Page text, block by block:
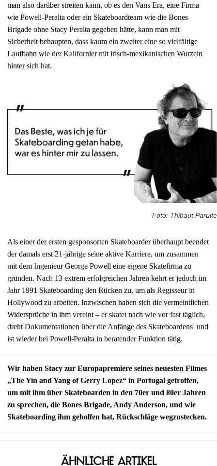
man also darüber streiten kann, ob es den Vans Era, eine Firma
wie Powell-Peralta oder ein Skateboardteam wie die Bones
Brigade ohne Stacy Peralta gegeben hätte, kann man mit
Sicherheit behaupten, dass kaum ein zweiter eine so vielfältige
Laufbahn wie der Kalifornier mit irisch-mexikanischen Wurzeln
hinter sich hat.
Foto: Thibaut Paruite
Als einer der ersten gesponsorten Skateboarder überhaupt beendet
der damals erst 21-jährige seine aktive Karriere, um zusammen
mit dem Ingenieur George Powell eine eigene Skatefirma zu
gründen. Nach 13 extrem erfolgreichen Jahren kehrt er jedoch im
Jahr 1991 Skateboarding den Rücken zu, um als Regisseur in
Hollywood zu arbeiten. Inzwischen haben sich die vermeintlichen
Widersprüche in ihm vereint – er skatet nach wie vor fast täglich,
dreht Dokumentationen über die Anfänge des Skateboardens und
ist wieder bei Powell-Peralta in beratender Funktion tätig.
Wir haben Stacy zur Europapremiere seines neuesten Filmes
„The Yin and Yang of Gerry Lopez“ in Portugal getroffen,
um mit ihm über Skateboarden in den 70er und 80er Jahren
zu sprechen, die Bones Brigade, Andy Anderson, und wie
Skateboarding ihm geholfen hat, Rückschläge wegzustecken.
Ähnliche Artikel